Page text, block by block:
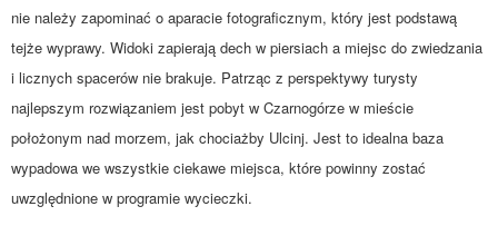
nie należy zapominać o aparacie fotograficznym, który jest podstawą
tejże wyprawy. Widoki zapierają dech w piersiach a miejsc do zwiedzania
i licznych spacerów nie brakuje. Patrząc z perspektywy turysty
najlepszym rozwiązaniem jest pobyt w Czarnogórze w mieście
położonym nad morzem, jak chociażby Ulcinj. Jest to idealna baza
wypadowa we wszystkie ciekawe miejsca, które powinny zostać
uwzględnione w programie wycieczki.